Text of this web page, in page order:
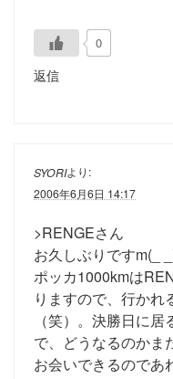
0
返信
SYORIより:
2006年6月6日 14:17
>RENGEさん
お久しぶりですm(_
ポッカ1000kmは
りますので、行かれ
（笑）。決勝日に
で、どうなるのかま
お会いできるのであ